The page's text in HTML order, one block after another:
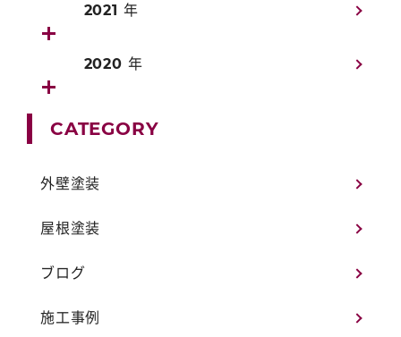
2021 年
2020 年
CATEGORY
外壁塗装
屋根塗装
ブログ
施工事例